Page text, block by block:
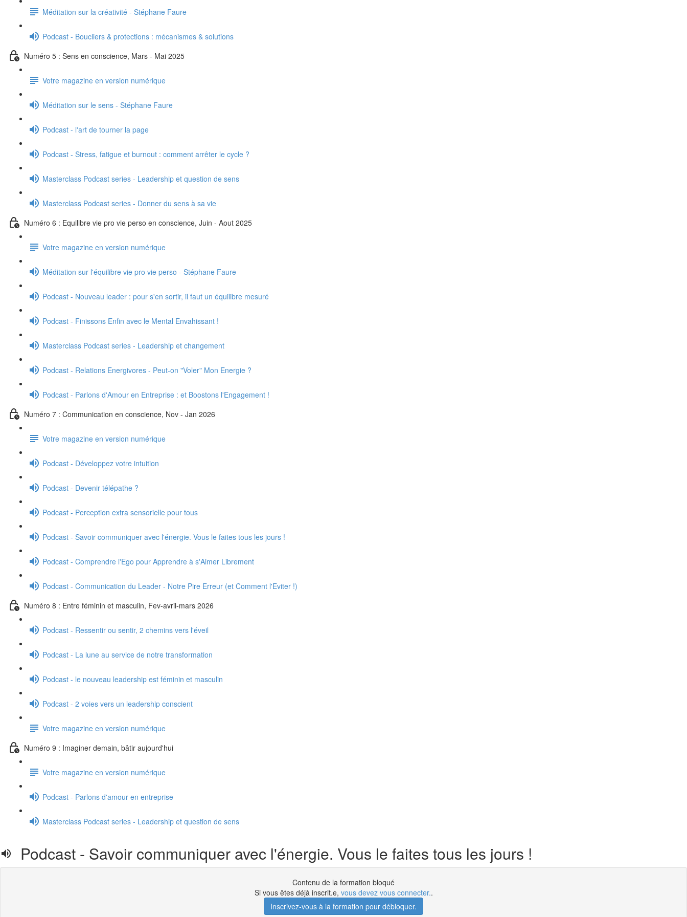
Méditation sur la créativité - Stéphane Faure
Podcast - Boucliers & protections : mécanismes & solutions
Numéro 5 : Sens en conscience, Mars - Mai 2025
Votre magazine en version numérique
Méditation sur le sens - Stéphane Faure
Podcast - l'art de tourner la page
Podcast - Stress, fatigue et burnout : comment arrêter le cycle ?
Masterclass Podcast series - Leadership et question de sens
Masterclass Podcast series - Donner du sens à sa vie
Numéro 6 : Equilibre vie pro vie perso en conscience, Juin - Aout 2025
Votre magazine en version numérique
Méditation sur l'équilibre vie pro vie perso - Stéphane Faure
Podcast - Nouveau leader : pour s'en sortir, il faut un équilibre mesuré
Podcast - Finissons Enfin avec le Mental Envahissant !
Masterclass Podcast series - Leadership et changement
Podcast - Relations Energivores - Peut-on "Voler" Mon Energie ?
Podcast - Parlons d'Amour en Entreprise : et Boostons l'Engagement !
Numéro 7 : Communication en conscience, Nov - Jan 2026
Votre magazine en version numérique
Podcast - Développez votre intuition
Podcast - Devenir télépathe ?
Podcast - Perception extra sensorielle pour tous
Podcast - Savoir communiquer avec l'énergie. Vous le faites tous les jours !
Podcast - Comprendre l'Ego pour Apprendre à s'Aimer Librement
Podcast - Communication du Leader - Notre Pire Erreur (et Comment l'Eviter !)
Numéro 8 : Entre féminin et masculin, Fev-avril-mars 2026
Podcast - Ressentir ou sentir, 2 chemins vers l'éveil
Podcast - La lune au service de notre transformation
Podcast - le nouveau leadership est féminin et masculin
Podcast - 2 voies vers un leadership conscient
Votre magazine en version numérique
Numéro 9 : Imaginer demain, bâtir aujourd'hui
Votre magazine en version numérique
Podcast - Parlons d'amour en entreprise
Masterclass Podcast series - Leadership et question de sens
Podcast - Savoir communiquer avec l'énergie. Vous le faites tous les jours !
Contenu de la formation bloqué
Si vous êtes déjà inscrit.e, vous devez vous connecter..
Inscrivez-vous à la formation pour débloquer.